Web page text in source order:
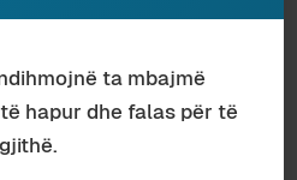
ta mbajmë
hapur dhe falas për të
gjithë.